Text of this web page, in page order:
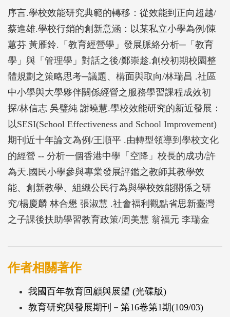
討服務學習對社區中小學與大學伙伴關係之經營的助
益、探討學校效能的新近發展趨勢、探討一位香港中
學校長轉型領導成功的案例、探討國民小學教師參與
專業發展評鑑之效能、以及從社會福利觀點省思新臺
灣之子課後扶助學習教育政策等。除了從理論層面，
針對教育經營脈絡與學校效能研究，進行精闢分析之
外，也從實務層面，提供創意可行的思維與案例，深
具參考價值。
序言.學校效能研究典範的轉移：從效能到正向超越/
蔡進雄.學校行銷的創新意涵：以某私立小學為例/陳
蕙芬 黃雁鈴.「教育經營學」發展脈絡分析─「教育
學」與「管理學」對話之後/鄭崇趁.創校初期校園整
體規劃之策略思考─議題、構面與取向/林瑞昌 .社區
中小學與大學夥伴關係經營之服務學習課程成效初
探/林信志 吳璧純 謝曉慧.學校效能研究的新近發展：
以SESI(School Effectiveness and School Improvement)
期刊近十年論文為例/王順平 .由轉型領導到學校文化
的經營 -- 分析一個香港中學「空降」校長的成功/許
為天.國民小學參與專業發展評鑑之教師其教學效
能、創新教學、組織公民行為與學校效能關係之研
究/楊慶麟 林合懋 張淑慧 .社會福利觀點省思新臺灣
之子課後扶助學習教育政策/周美慧 翁福元 李瑞金
作者相關著作
我國百年教育回顧與展望 (光碟版)
教育研究與發展期刊－第16卷第1期(109/03)